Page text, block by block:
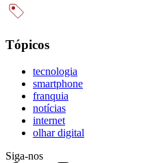
Tópicos
tecnologia
smartphone
franquia
notícias
internet
olhar digital
Siga-nos